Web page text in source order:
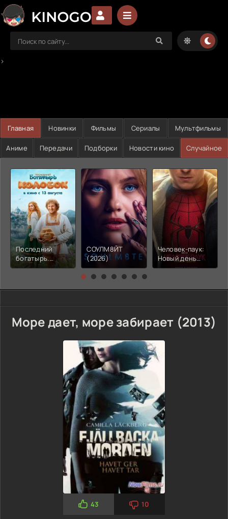
>
Главная Новинки Фильмы Сериалы Мультфильмы
Аниме Передачи Подборки Новости кино Случайное
Последний
богатырь.
Колобок (2026)
СОУЛМ8ЙТ
(2026)
Человек-паук:
Новый день
(2026)
Море дает, море забирает (2013)
43 10